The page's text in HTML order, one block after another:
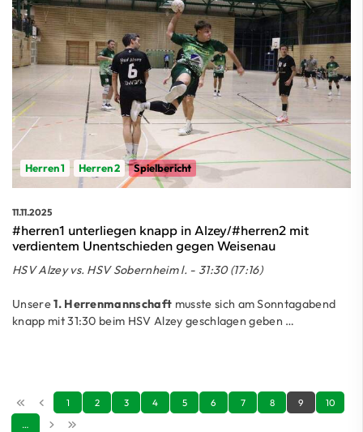
Herren 1 Herren 2 Spielbericht
11.11.2025
#herren1 unterliegen knapp in Alzey/#herren2 mit
verdientem Unentschieden gegen Weisenau
HSV Alzey vs. HSV Sobernheim l. - 31:30 (17:16)
Unsere1. Herrenmannschaft musste sich am Sonntagabend
knapp mit 31:30 beim HSV Alzey geschlagen geben …
1 2 3 4 5 6 7 8 9
10
…